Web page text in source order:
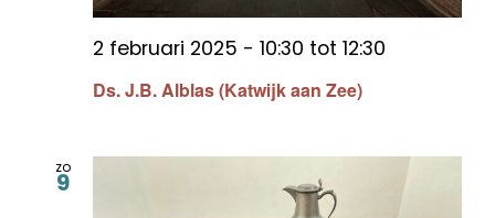
Ds. J.B. Alblas (Katwijk aan Zee)
2 februari 2025 - 10:30 tot 12:30
zo
9